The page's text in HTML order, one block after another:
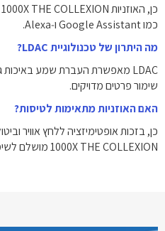
כמו Google Assistant ו‑Alexa.
מה היתרון של טכנולוגיית LDAC?
שימור פרטים מדויקים.
האם האוזניות מתאימות לטיסות?
1000X THE COLLEXION מושלם לשימוש במטוסים.